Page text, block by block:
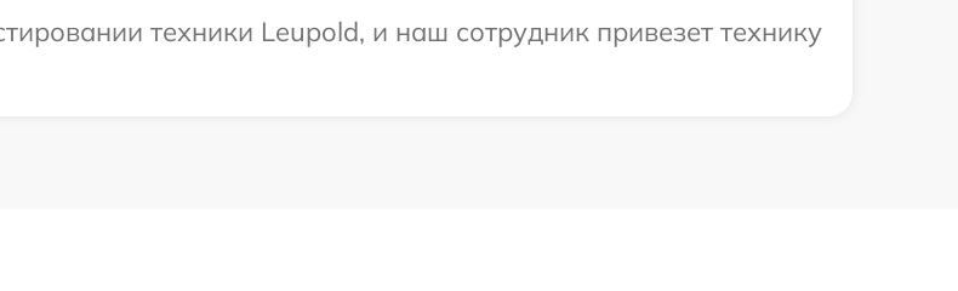
техники Leupold, и наш сотрудник привезет технику